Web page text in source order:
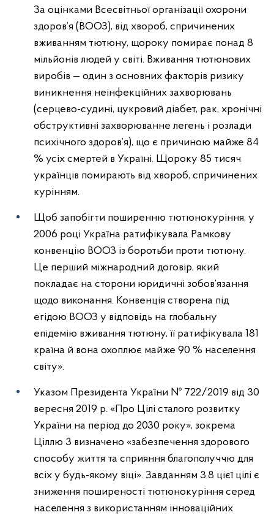
За оцінками Всесвітньої організації охорони
здоров’я (ВООЗ), від хвороб, спричинених
вживанням тютюну, щороку помирає понад 8
мільйонів людей у світі. Вживання тютюнових
виробів — один з основних факторів ризику
виникнення неінфекційних захворювань
(серцево-судині, цукровий діабет, рак, хронічні
обструктивні захворюванне легень і розлади
психічного здоров’я), що є причиною майже 84
% усіх смертей в Україні. Щороку 85 тисяч
українців помирають від хвороб, спричинених
курінням.
Щоб запобігти поширенню тютюнокуріння, у
2006 році Україна ратифікувала Рамкову
конвенцію ВООЗ із боротьби проти тютюну.
Це перший міжнародний договір, який
покладає на сторони юридичні зобов’язання
щодо виконання. Конвенція створена під
егідою ВООЗ у відповідь на глобальну
епідемію вживання тютюну, її ратифікувала 181
країна й вона охоплює майже 90 % населення
світу».
Указом Президента України № 722/2019 від 30
вересня 2019 р. «Про Цілі сталого розвитку
України на період до 2030 року», зокрема
Ціллю 3 визначено «забезпечення здорового
способу життя та сприяння благополуччю для
всіх у будь-якому віці». Завданням 3.8 цієї цілі є
зниження поширеності тютюнокуріння серед
населення з використанням інноваційних